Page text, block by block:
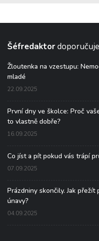
Šéfredaktordoporučuje
Žloutenka na vzestupu:
mladé
22.09.2025
První dny ve školce: Proč
to vlastně dobře?
16.09.2025
Co jíst a pít pokud vás trápí
07.09.2025
Prázdniny skončily. Jak
únavy?
04.09.2025